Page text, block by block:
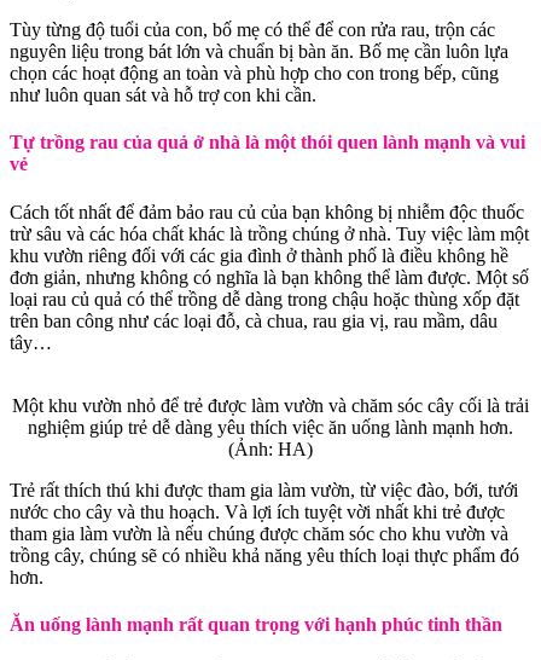
Tùy từng độ tuổi của con, bố mẹ có thể để con rửa rau, trộn các
nguyên liệu trong bát lớn và chuẩn bị bàn ăn. Bố mẹ cần luôn lựa
chọn các hoạt động an toàn và phù hợp cho con trong bếp, cũng
như luôn quan sát và hỗ trợ con khi cần.
Tự trồng rau của quả ở nhà là một thói quen lành mạnh và vui
vẻ
Cách tốt nhất để đảm bảo rau củ của bạn không bị nhiễm độc thuốc
trừ sâu và các hóa chất khác là trồng chúng ở nhà. Tuy việc làm một
khu vườn riêng đối với các gia đình ở thành phố là điều không hề
đơn giản, nhưng không có nghĩa là bạn không thể làm được. Một số
loại rau củ quả có thể trồng dễ dàng trong chậu hoặc thùng xốp đặt
trên ban công như các loại đỗ, cà chua, rau gia vị, rau mầm, dâu
tây…
Một khu vườn nhỏ để trẻ được làm vườn và chăm sóc cây cối là trải
nghiệm giúp trẻ dễ dàng yêu thích việc ăn uống lành mạnh hơn.
(Ảnh: HA)
Trẻ rất thích thú khi được tham gia làm vườn, từ việc đào, bới, tưới
nước cho cây và thu hoạch. Và lợi ích tuyệt vời nhất khi trẻ được
tham gia làm vườn là nếu chúng được chăm sóc cho khu vườn và
trồng cây, chúng sẽ có nhiều khả năng yêu thích loại thực phẩm đó
hơn.
Ăn uống lành mạnh rất quan trọng với hạnh phúc tinh thần